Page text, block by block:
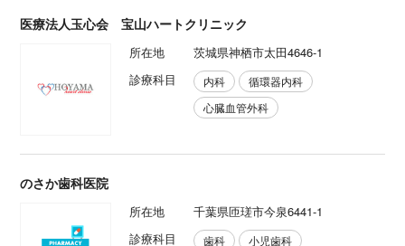
医療法人玉心会 宝山ハートクリニック
所在地
茨城県神栖市太田4646-1
診療科目
内科
循環器内科
心臓血管外科
のさか歯科医院
所在地
千葉県匝瑳市今泉6441-1
診療科目
歯科 小児歯科